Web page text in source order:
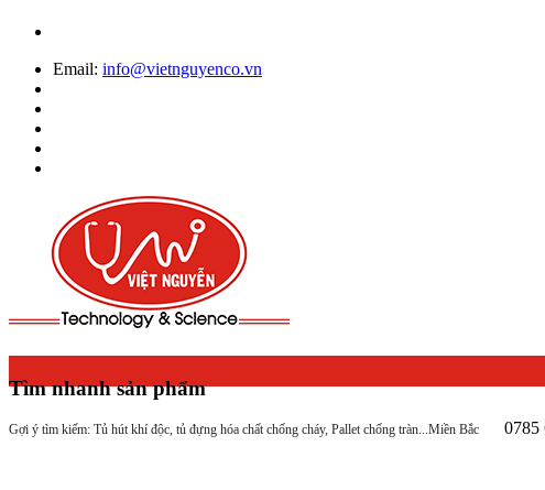
Email: info@vietnguyenco.vn
Tìm nhanh sản phẩm
Gợi ý tìm kiếm: Tủ hút khí độc, tủ đựng hóa chất chống cháy, Pallet chống tràn... Miền Bắc 0785